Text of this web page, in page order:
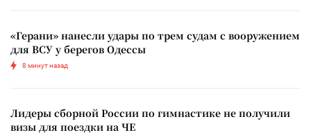
«Герани» нанесли удары по трем судам с вооружением
для ВСУ у берегов Одессы
8 минут назад
Лидеры сборной России по гимнастике не получили
визы для поездки на ЧЕ